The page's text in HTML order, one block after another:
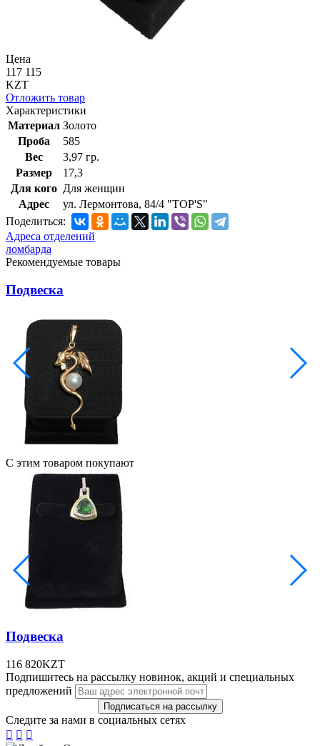
Цена
117 115
KZT
Отложить товар
Характеристики
Материал Золото
Проба
585
Вес
3,97 гр.
Размер
17,3
Для кого Для женщин
Адрес
ул. Лермонтова, 84/4 "TOP'S"
Поделиться:
Адреса отделений
ломбарда
Рекомендуемые товары
Подвеска
С этим товаром покупают
Подвеска
116 820KZT
Подпишитесь на рассылку новинок, акций и специальных
предложений
Следите за нами в социальных сетях
  